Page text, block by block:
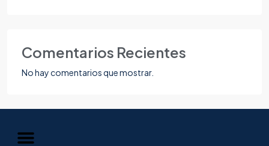
Comentarios Recientes
No hay comentarios que mostrar.